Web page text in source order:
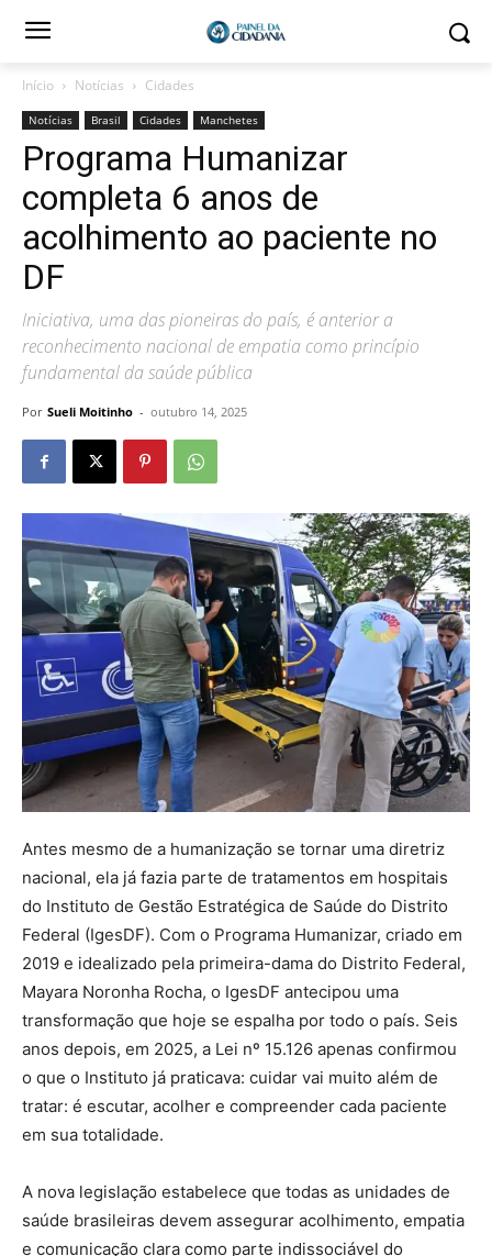
Início Notícias Cidades
Notícias Brasil Cidades Manchetes
Programa Humanizar
completa 6 anos de
acolhimento ao paciente no
DF
Iniciativa, uma das pioneiras do país, é anterior a
reconhecimento nacional de empatia como princípio
fundamental da saúde pública
Por Sueli Moitinho - outubro 14, 2025
Antes mesmo de a humanização se tornar uma diretriz
nacional, ela já fazia parte de tratamentos em hospitais
do Instituto de Gestão Estratégica de Saúde do Distrito
Federal (IgesDF). Com o Programa Humanizar, criado em
2019 e idealizado pela primeira-dama do Distrito Federal,
Mayara Noronha Rocha, o IgesDF antecipou uma
transformação que hoje se espalha por todo o país. Seis
anos depois, em 2025, a Lei nº 15.126 apenas confirmou
o que o Instituto já praticava: cuidar vai muito além de
tratar: é escutar, acolher e compreender cada paciente
em sua totalidade.
A nova legislação estabelece que todas as unidades de
saúde brasileiras devem assegurar acolhimento, empatia
e comunicação clara como parte indissociável do